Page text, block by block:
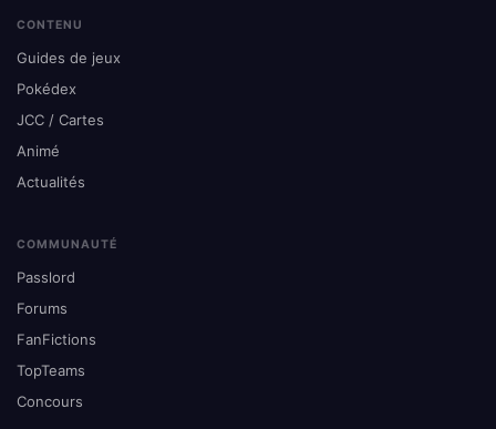
CONTENU
Guides de jeux
Pokédex
JCC / Cartes
Animé
Actualités
COMMUNAUTÉ
Passlord
Forums
FanFictions
TopTeams
Concours